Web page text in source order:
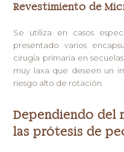
Revestimiento de
Se utiliza en casos
presentado varios
cirugía primaria en
muy laxa que deseen un
riesgo alto de rotación.
Dependiendo del
las prótesis de